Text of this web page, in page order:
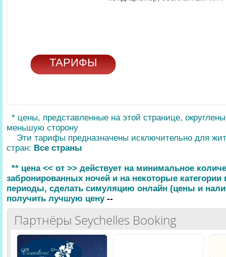
ТАРИФЫ
* цены, представленные на этой странице,
меньшую сторону
Эти тарифы предназначены исключительно для
стран: Все страны
** цена << от >> действует на минимальное
забронированных ночей и на некоторые
периоды, сделать симуляцию онлайн (цены и
получить лучшую цену--
Партнёры Seychelles Booking